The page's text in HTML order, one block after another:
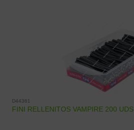
D44361
FINI RELLENITOS VAMPIRE 200 UDS